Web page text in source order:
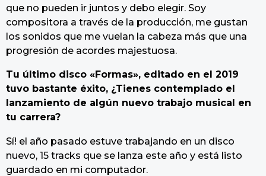
que no pueden ir juntos y debo elegir. Soy
compositora a través de la producción, me gustan
los sonidos que me vuelan la cabeza más que una
progresión de acordes majestuosa.
Tu último disco «Formas», editado en el 2019
tuvo bastante éxito, ¿Tienes contemplado el
lanzamiento de algún nuevo trabajo musical en
tu carrera?
Sí! el año pasado estuve trabajando en un disco
nuevo, 15 tracks que se lanza este año y está listo
guardado en mi computador.